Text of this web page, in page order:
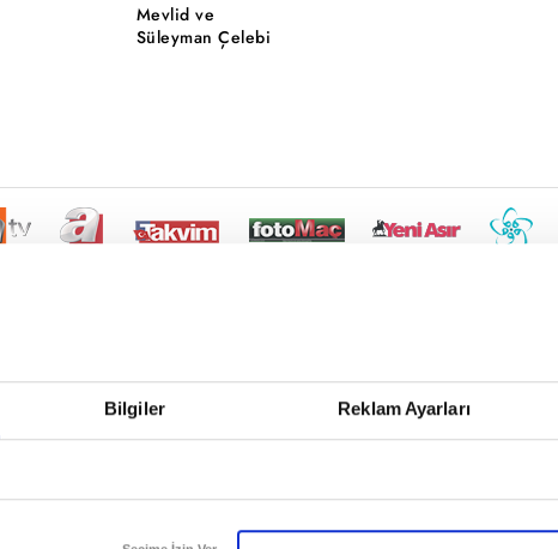
Bilgiler Reklam Ayarları
Mevlid ve
Süleyman Çelebi